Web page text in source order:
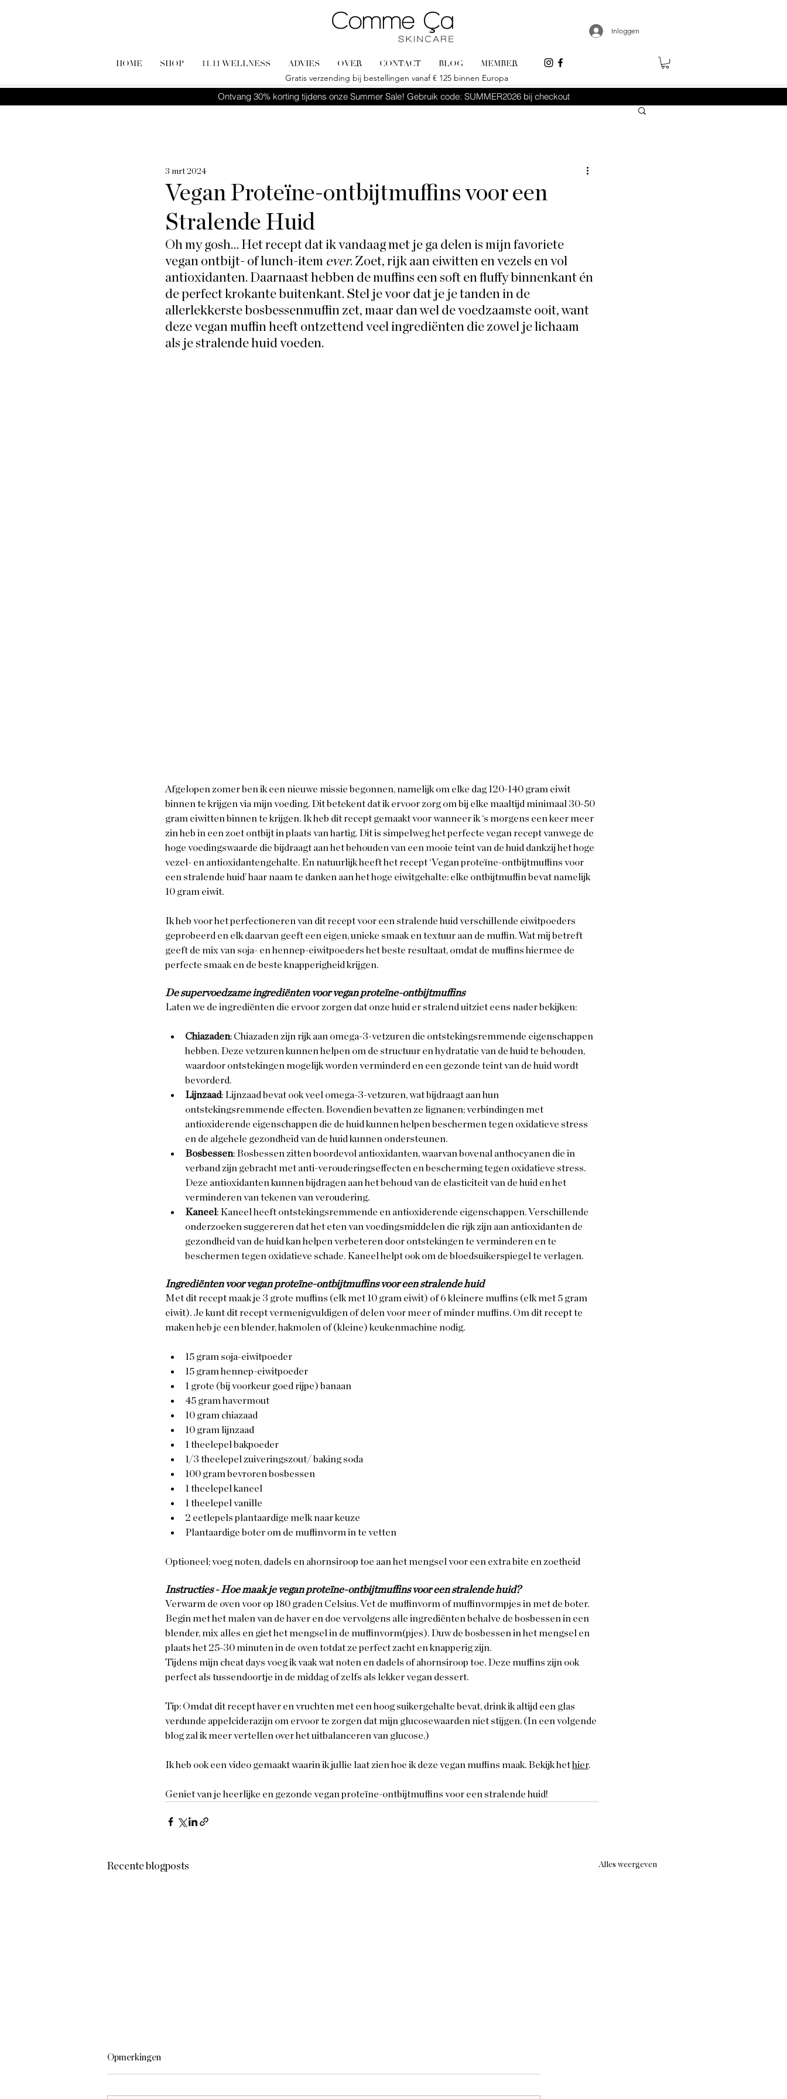
Inloggen
HOME SHOP 11.11 WELLNESS ADVIES OVER CONTACT BLOG
MEMBER
Gratis verzending bij bestellingen vanaf € 125 binnen Europa
Ontvang 30% korting tijdens onze Summer Sale! Gebruik code: SUMMER2026 bij checkout
Vegan Proteïne-ontbijtmuffins voor een
Stralende Huid
3 mrt 2024
Oh my gosh… Het recept dat ik vandaag met je ga delen is mijn favoriete
vegan ontbijt- of lunch-item ever. Zoet, rijk aan eiwitten en vezels en vol
antioxidanten. Daarnaast hebben de muffins een soft en fluffy binnenkant én
de perfect krokante buitenkant. Stel je voor dat je je tanden in de
allerlekkerste bosbessenmuffin zet, maar dan wel de voedzaamste ooit, want
deze vegan muffin heeft ontzettend veel ingrediënten die zowel je lichaam
als je stralende huid voeden.
Afgelopen zomer ben ik een nieuwe missie begonnen, namelijk om elke dag 120-140 gram eiwit
binnen te krijgen via mijn voeding. Dit betekent dat ik ervoor zorg om bij elke maaltijd minimaal 30-50
gram eiwitten binnen te krijgen. Ik heb dit recept gemaakt voor wanneer ik ‘s morgens een keer meer
zin heb in een zoet ontbijt in plaats van hartig. Dit is simpelweg het perfecte vegan recept vanwege de
hoge voedingswaarde die bijdraagt aan het behouden van een mooie teint van de huid dankzij het hoge
vezel- en antioxidantengehalte. En natuurlijk heeft het recept ‘Vegan proteïne-ontbijtmuffins voor
een stralende huid’ haar naam te danken aan het hoge eiwitgehalte: elke ontbijtmuffin bevat namelijk
10 gram eiwit.
Ik heb voor het perfectioneren van dit recept voor een stralende huid verschillende eiwitpoeders
geprobeerd en elk daarvan geeft een eigen, unieke smaak en textuur aan de muffin. Wat mij betreft
geeft de mix van soja- en hennep-eiwitpoeders het beste resultaat, omdat de muffins hiermee de
perfecte smaak en de beste knapperigheid krijgen.
De supervoedzame ingrediënten voor vegan proteïne-ontbijtmuffins
Laten we de ingrediënten die ervoor zorgen dat onze huid er stralend uitziet eens nader bekijken:
Chiazaden: Chiazaden zijn rijk aan omega-3-vetzuren die ontstekingsremmende eigenschappen
hebben. Deze vetzuren kunnen helpen om de structuur en hydratatie van de huid te behouden,
waardoor ontstekingen mogelijk worden verminderd en een gezonde teint van de huid wordt
bevorderd.
Lijnzaad: Lijnzaad bevat ook veel omega-3-vetzuren, wat bijdraagt aan hun
ontstekingsremmende effecten. Bovendien bevatten ze lignanen; verbindingen met
antioxiderende eigenschappen die de huid kunnen helpen beschermen tegen oxidatieve stress
en de algehele gezondheid van de huid kunnen ondersteunen.
Bosbessen: Bosbessen zitten boordevol antioxidanten, waarvan bovenal anthocyanen die in
verband zijn gebracht met anti-verouderingseffecten en bescherming tegen oxidatieve stress.
Deze antioxidanten kunnen bijdragen aan het behoud van de elasticiteit van de huid en het
verminderen van tekenen van veroudering.
Kaneel : Kaneel heeft ontstekingsremmende en antioxiderende eigenschappen. Verschillende
onderzoeken suggereren dat het eten van voedingsmiddelen die rijk zijn aan antioxidanten de
gezondheid van de huid kan helpen verbeteren door ontstekingen te verminderen en te
beschermen tegen oxidatieve schade. Kaneel helpt ook om de bloedsuikerspiegel te verlagen.
Ingrediënten voor vegan proteïne-ontbijtmuffins voor een stralende huid
Met dit recept maak je 3 grote muffins (elk met 10 gram eiwit) of 6 kleinere muffins (elk met 5 gram
eiwit). Je kunt dit recept vermenigvuldigen of delen voor meer of minder muffins. Om dit recept te
maken heb je een blender, hakmolen of (kleine) keukenmachine nodig.
15 gram soja-eiwitpoeder
15 gram hennep-eiwitpoeder
1 grote (bij voorkeur goed rijpe) banaan
45 gram havermout
10 gram chiazaad
10 gram lijnzaad
1 theelepel bakpoeder
1/3 theelepel zuiveringszout/ baking soda
100 gram bevroren bosbessen
1 theelepel kaneel
1 theelepel vanille
2 eetlepels plantaardige melk naar keuze
Plantaardige boter om de muffinvorm in te vetten
Optioneel; voeg noten, dadels en ahornsiroop toe aan het mengsel voor een extra bite en zoetheid
Instructies - Hoe maak je vegan proteïne-ontbijtmuffins voor een stralende huid?
Verwarm de oven voor op 180 graden Celsius. Vet de muffinvorm of muffinvormpjes in met de boter.
Begin met het malen van de haver en doe vervolgens alle ingrediënten behalve de bosbessen in een
blender, mix alles en giet het mengsel in de muffinvorm(pjes). Duw de bosbessen in het mengsel en
plaats het 25-30 minuten in de oven totdat ze perfect zacht en knapperig zijn.
Tijdens mijn cheat days voeg ik vaak wat noten en dadels of ahornsiroop toe. Deze muffins zijn ook
perfect als tussendoortje in de middag of zelfs als lekker vegan dessert.
Tip: Omdat dit recept haver en vruchten met een hoog suikergehalte bevat, drink ik altijd een glas
verdunde appelciderazijn om ervoor te zorgen dat mijn glucosewaarden niet stijgen. (In een volgende
blog zal ik meer vertellen over het uitbalanceren van glucose.)
Ik heb ook een video gemaakt waarin ik jullie laat zien hoe ik deze vegan muffins maak. Bekijk het hier.
Geniet van je heerlijke en gezonde vegan proteïne-ontbijtmuffins voor een stralende huid!
Recente blogposts Alles weergeven
Opmerkingen